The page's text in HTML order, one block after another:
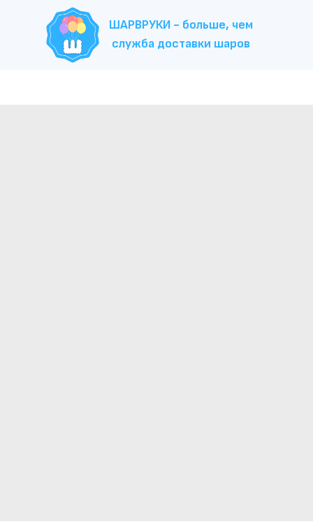
ШАРВРУКИ - больше, чем
служба доставки шаров